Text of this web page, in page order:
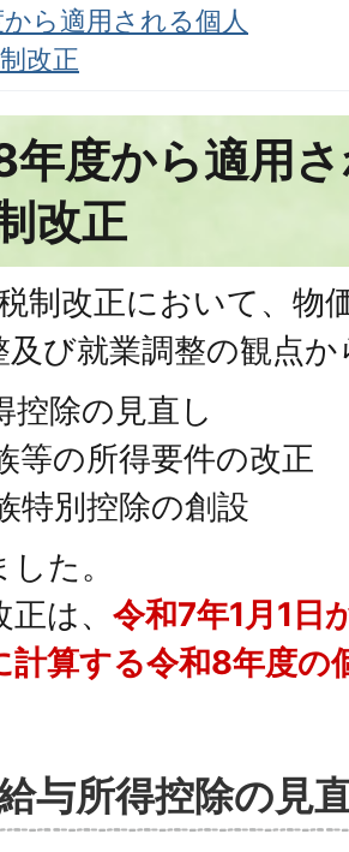
ら適用される個人
改正
年度から適用
改正
制改正において、物
及び就業調整の観点か
控除の見直し
等の所得要件の改正
特別控除の創設
た。
は、 令和7年1月1日
計算する令和8年度の
給与所得控除の見